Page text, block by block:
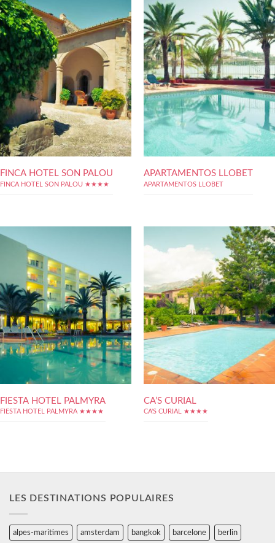
FINCA HOTEL SON PALOU
FINCA HOTEL SON PALOU ★★★★
APARTAMENTOS LLOBET
APARTAMENTOS LLOBET
FIESTA HOTEL PALMYRA
FIESTA HOTEL PALMYRA ★★★★
CA’S CURIAL
CA'S CURIAL ★★★★
LES DESTINATIONS POPULAIRES
alpes-maritimes amsterdam bangkok barcelone berlin